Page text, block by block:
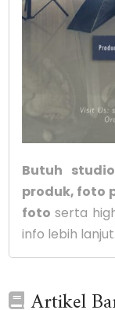
Butuh
produk, foto
foto serta
info lebih lanjut.
Artikel